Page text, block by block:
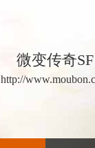
微变传奇SF
http://